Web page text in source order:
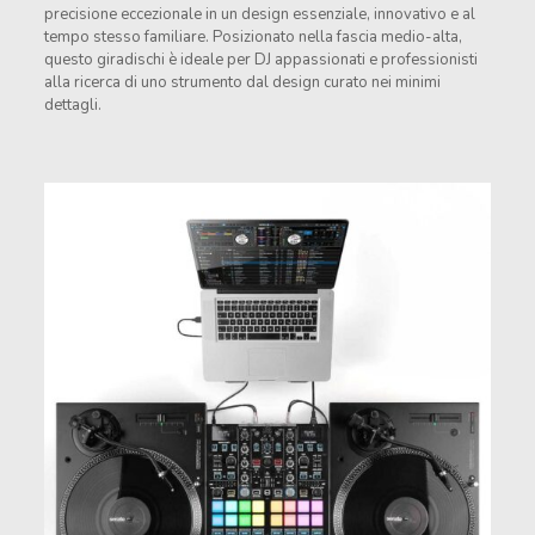
precisione eccezionale in un design essenziale, innovativo e al
tempo stesso familiare. Posizionato nella fascia medio-alta,
questo giradischi è ideale per DJ appassionati e professionisti
alla ricerca di uno strumento dal design curato nei minimi
dettagli.